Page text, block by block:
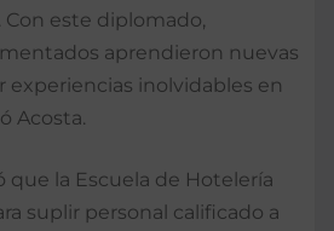
este diplomado,
aprendieron nuevas
experiencias inolvidables en
Acosta.
que la Escuela de Hotelería
suplir personal calificado a